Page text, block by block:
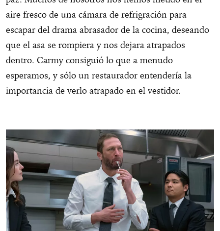
aire fresco de una cámara de refrigración para
escapar del drama abrasador de la cocina, deseando
que el asa se rompiera y nos dejara atrapados
dentro. Carmy consiguió lo que a menudo
esperamos, y sólo un restaurador entendería la
importancia de verlo atrapado en el vestidor.